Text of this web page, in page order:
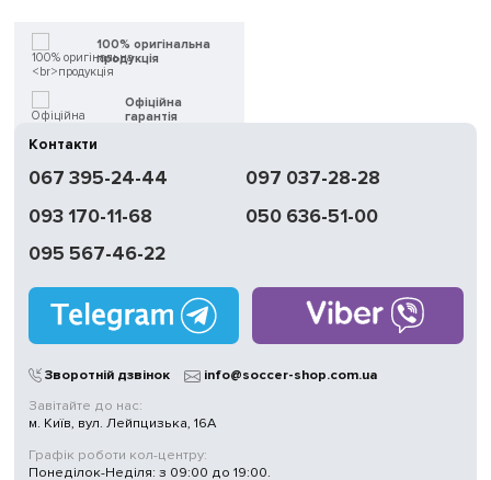
100% оригінальна
продукція
Офіційна
гарантія
доставка
Обмін | Повернення
без вихідних
у Києві
Контакти
067 395-24-44
097 037-28-28
093 170-11-68
050 636-51-00
095 567-46-22
Зворотній дзвінок
info@soccer-shop.com.ua
Завітайте до нас:
м. Київ, вул. Лейпцизька, 16А
Графік роботи кол-центру:
Понеділок-Неділя: з 09:00 до 19:00.